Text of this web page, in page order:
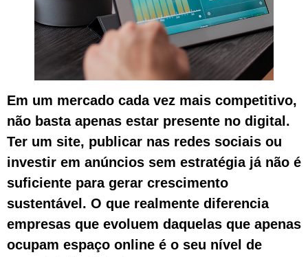
Em um mercado cada vez mais competitivo,
não basta apenas estar presente no digital.
Ter um site, publicar nas redes sociais ou
investir em anúncios sem estratégia já não é
suficiente para gerar crescimento
sustentável. O que realmente diferencia
empresas que evoluem daquelas que apenas
ocupam espaço online é o seu nível de